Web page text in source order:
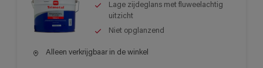
Lage zijdeglans met fluweelachtig
uitzicht
Niet opglanzend
Alleen verkrijgbaar in de winkel